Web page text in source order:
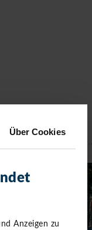
Über Cookies
Anzeigen zu